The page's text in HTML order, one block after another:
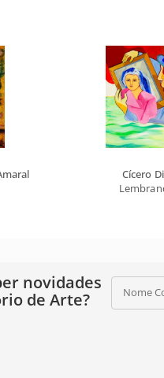
Cícero
novidades
de Arte?
Nome